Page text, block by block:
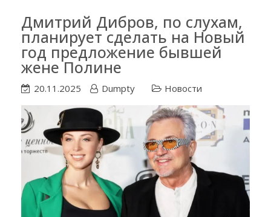
Дмитрий Дибров, по слухам,
планирует сделать на Новый
год предложение бывшей
жене Полине
20.11.2025 Dumpty Новости